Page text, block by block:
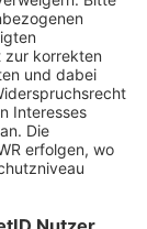
nutzen –
gehen –